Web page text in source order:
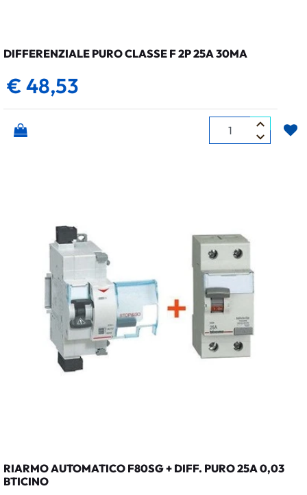
DIFFERENZIALE PURO CLASSE F 2P 25A 30MA
€ 48,53
Quantità
RIARMO AUTOMATICO F80SG + DIFF. PURO 25A 0,03
BTICINO